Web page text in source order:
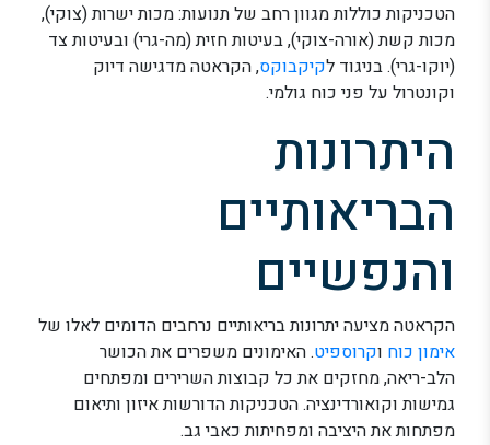
הטכניקות כוללות מגוון רחב של תנועות: מכות ישרות (צוקי),
מכות קשת (אורה-צוקי), בעיטות חזית (מה-גרי) ובעיטות צד
(יוקו-גרי). בניגוד לקיקבוקס, הקראטה מדגישה דיוק
וקונטרול על פני כוח גולמי.
היתרונות
הבריאותיים
והנפשיים
הקראטה מציעה יתרונות בריאותיים נרחבים הדומים לאלו של
אימון כוח וקרוספיט. האימונים משפרים את הכושר
הלב-ריאה, מחזקים את כל קבוצות השרירים ומפתחים
גמישות וקואורדינציה. הטכניקות הדורשות איזון ותיאום
מפתחות את היציבה ומפחיתות כאבי גב.